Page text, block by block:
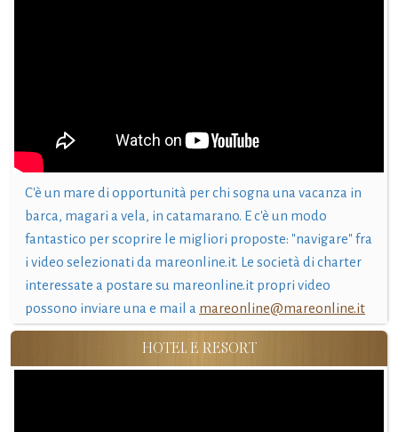
C'è un mare di opportunità per chi sogna una vacanza in
barca, magari a vela, in catamarano. E c'è un modo
fantastico per scoprire le migliori proposte: "navigare" fra
i video selezionati da mareonline.it. Le società di charter
interessate a postare su mareonline.it propri video
possono inviare una e mail a mareonline@mareonline.it
HOTEL E RESORT